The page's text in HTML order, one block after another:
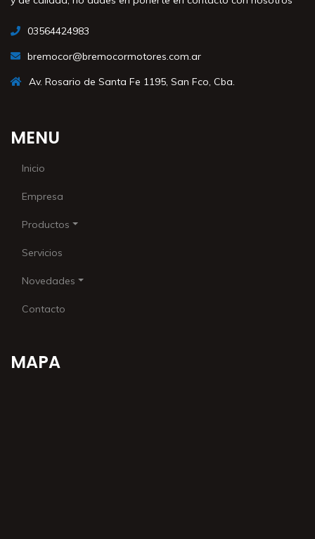
03564424983
bremocor@bremocormotores.com.ar
Av. Rosario de Santa Fe 1195, San Fco, Cba.
MENU
Inicio
Empresa
Productos
Servicios
Novedades
Contacto
MAPA